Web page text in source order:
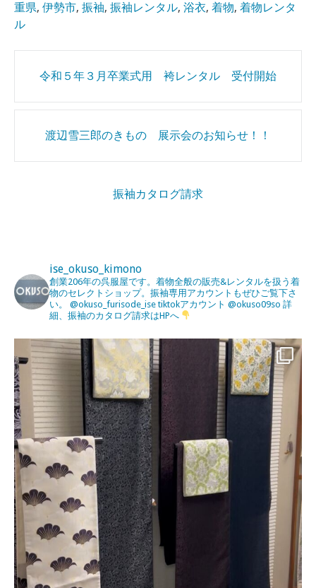
重県, 伊勢市, 振袖, 振袖レンタル, 浴衣, 着物, 着物レンタ
ル
Post
navigation
令和５年３月卒業式用 袴レンタル 受付開始
渡辺雪三郎のきもの 展示会のお知らせ！！
振袖カタログ請求
ise_okuso_kimono
創業206年の呉服屋です。着物全般の販売&レンタルを扱う着
物のセレクトショップ。振袖専用アカウントもぜひご覧下さ
い。
@okuso_furisode_isetiktokアカウント @okuso09so 詳
細、振袖のカタログ請求はHPへ